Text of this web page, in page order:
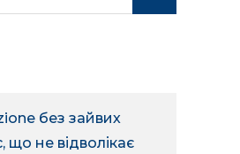
без зайвих
що не відволікає